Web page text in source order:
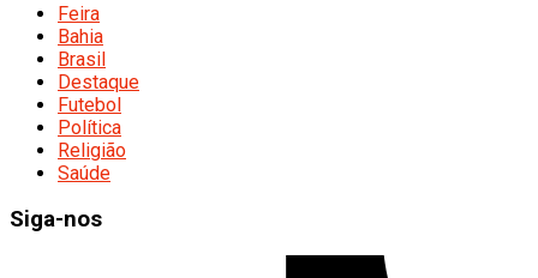
Feira
Bahia
Brasil
Destaque
Futebol
Política
Religião
Saúde
Siga-nos